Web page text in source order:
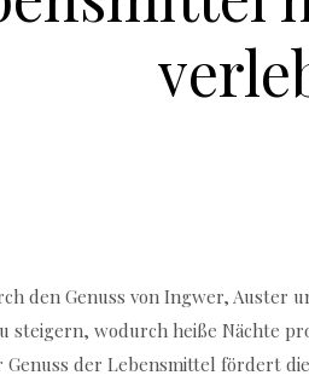
den Genuss von Ingwer, Auster
steigern, wodurch heiße Nächte
Genuss der Lebensmittel fördert